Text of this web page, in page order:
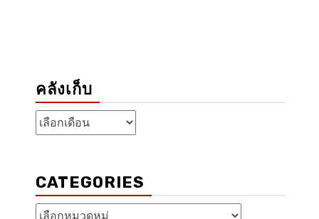
คลังเก็บ
คลัง
เก็บ
CATEGORIES
Categories